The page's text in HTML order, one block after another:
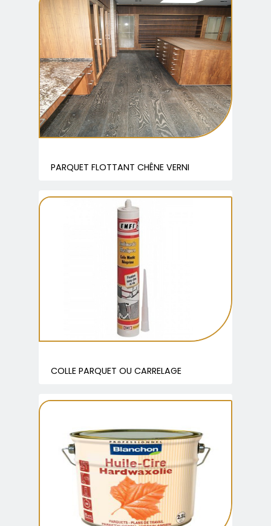
PARQUET FLOTTANT CHÊNE VERNI
COLLE PARQUET OU CARRELAGE